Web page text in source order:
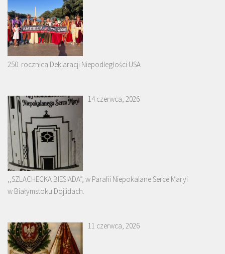
250. rocznica Deklaracji Niepodległości USA
14 czerwca, 2026
,,SZLACHECKA BIESIADA”, w Parafii Niepokalane Serce Maryi
w Białymstoku Dojlidach.
11 czerwca, 2026